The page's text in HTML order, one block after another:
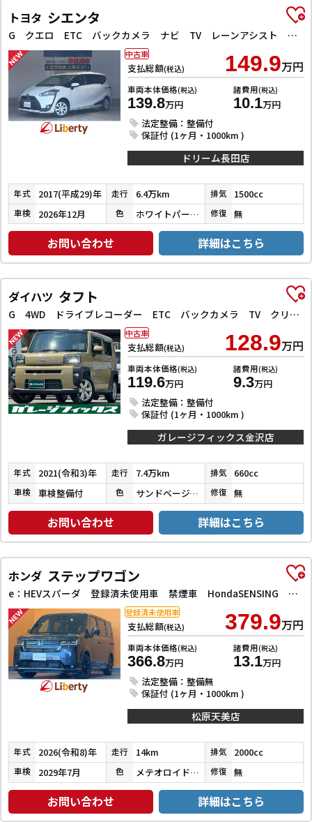
トヨタ シエンタ
G クエロ ETC バックカメラ ナビ TV レーンアシスト 衝突被害軽減システム 両側電動スライドドア オートマチックハイビーム オートライト LEDヘッドランプ スマートキー アイドリングストップ
支払総額(税込) 149.9万円
車両本体価格(税込)
139.8万円
諸費用(税込)
10.1万円
法定整備：整備付
保証付 (1ヶ月・1000km )
中古車
ドリーム長田店
年式 2017(平成29)年 走行 6.4万km 排気 1500cc
車検 2026年12月 色 ホワイトパールクリスタルシャイン 修復 無
お問い合わせ 詳細はこちら
ダイハツ タフト
G 4WD ドライブレコーダー ETC バックカメラ TV クリアランスソナー レーンアシスト 衝突被害軽減システム オートライト LEDヘッドランプ ヘッドライトウォッシャー スマートキー
支払総額(税込) 128.9万円
車両本体価格(税込)
119.6万円
諸費用(税込)
9.3万円
法定整備：整備付
保証付 (1ヶ月・1000km )
中古車
ガレージフィックス金沢店
年式 2021(令和3)年 走行 7.4万km 排気 660cc
車検 車検整備付 色 サンドベージュメタリック 修復 無
お問い合わせ 詳細はこちら
ホンダ ステップワゴン
e：HEVスパーダ 登録済未使用車 禁煙車 HondaSENSING 両側自動ドア アダプティブクルーズコントロール 電子パーキング パワーバックドア アダプティブクルーズコントロール ブラインドスポットモニター
支払総額(税込) 379.9万円
車両本体価格(税込)
366.8万円
諸費用(税込)
13.1万円
法定整備：整備無
保証付 (1ヶ月・1000km )
登録済未使用車
松原天美店
年式 2026(令和8)年 走行 14km 排気 2000cc
車検 2029年7月 色 メテオロイドグレーメタリック 修復 無
お問い合わせ 詳細はこちら